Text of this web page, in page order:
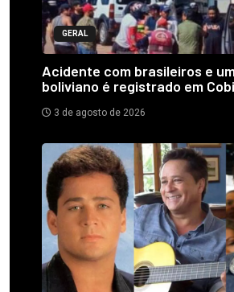
GERAL
Acidente com brasileiros e
boliviano é registrado em
3 de agosto de 2026